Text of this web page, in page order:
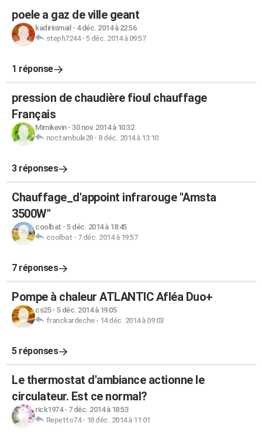
poele a gaz de ville geant
kadiriismail - 4 déc. 2014 à 22:56
steph7244- 5 déc. 2014 à 09:57
1 réponse
pression de chaudière fioul chauffage
Français
Mimikevin- 30 nov. 2014 à 10:32
noctambule28- 8 déc. 2014 à 13:10
3 réponses
Chauffage_d'appoint infrarouge "Amsta
3500W"
coolbat - 5 déc. 2014 à 18:45
coolbat - 7 déc. 2014 à 19:57
7 réponses
Pompe à chaleur ATLANTIC Afléa Duo+
cs25- 5 déc. 2014 à 19:05
franckardeche- 14 déc. 2014 à 09:03
5 réponses
Le thermostat d'ambiance actionne le
circulateur. Est ce normal?
rick1974- 7 déc. 2014 à 18:53
Repetto74- 18 déc. 2014 à 11:01